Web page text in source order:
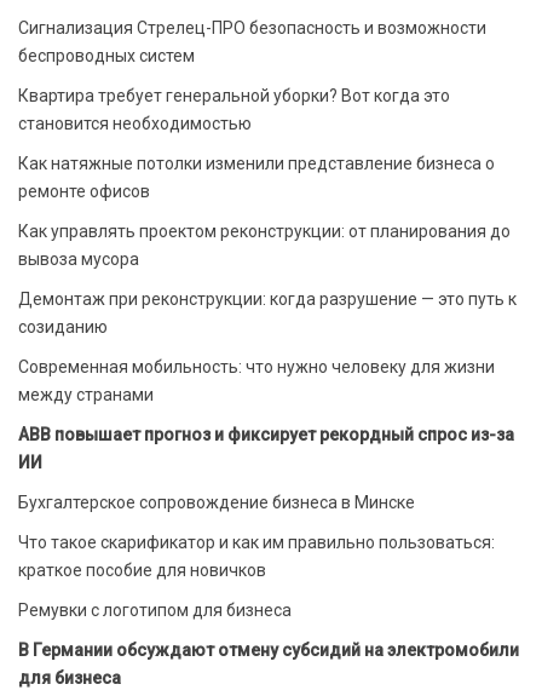
Сигнализация Стрелец-ПРО безопасность и возможности
беспроводных систем
Квартира требует генеральной уборки? Вот когда это
становится необходимостью
Как натяжные потолки изменили представление бизнеса о
ремонте офисов
Как управлять проектом реконструкции: от планирования до
вывоза мусора
Демонтаж при реконструкции: когда разрушение — это путь к
созиданию
Современная мобильность: что нужно человеку для жизни
между странами
ABB повышает прогноз и фиксирует рекордный спрос из-за
ИИ
Бухгалтерское сопровождение бизнеса в Минске
Что такое скарификатор и как им правильно пользоваться:
краткое пособие для новичков
Ремувки с логотипом для бизнеса
В Германии обсуждают отмену субсидий на электромобили
для бизнеса